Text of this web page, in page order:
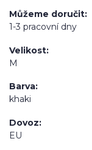
Můžeme doručit
1-3 pracovní dny
Velikost
M
Barva
khaki
Dovoz
EU